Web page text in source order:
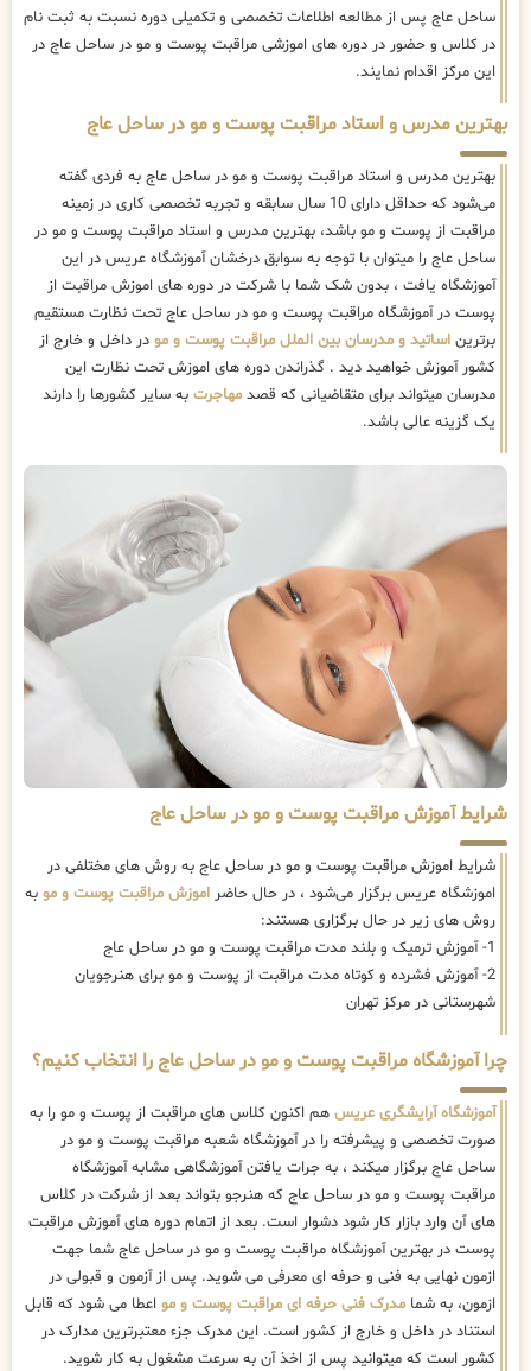
ساحل عاج پس از مطالعه اطلاعات تخصصی و تکمیلی دوره نسبت به ثبت نام
در کلاس و حضور در دوره های اموزشی مراقبت پوست و مو در ساحل عاج در
این مرکز اقدام نمایند.
بهترین مدرس و استاد مراقبت پوست و مو در ساحل عاج
بهترین مدرس و استاد مراقبت پوست و مو در ساحل عاج به فردی گفته
می‌شود که حداقل دارای 10 سال سابقه و تجربه تخصصی کاری در زمینه
مراقبت از پوست و مو باشد، بهترین مدرس و استاد مراقبت پوست و مو در
ساحل عاج را میتوان با توجه به سوابق درخشان آموزشگاه عریس در این
آموزشگاه یافت ، بدون شک شما با شرکت در دوره های اموزش مراقبت از
پوست در آموزشگاه مراقبت پوست و مو در ساحل عاج تحت نظارت مستقیم
برترین اساتید و مدرسان بین الملل مراقبت پوست و مو در داخل و خارج از
کشور آموزش خواهید دید . گذراندن دوره های اموزش تحت نظارت این
مدرسان میتواند برای متقاضیانی که قصد مهاجرت به سایر کشورها را دارند
یک گزینه عالی باشد.
شرایط آموزش مراقبت پوست و مو در ساحل عاج
شرایط اموزش مراقبت پوست و مو در ساحل عاج به روش های مختلفی در
اموزشگاه عریس برگزار می‌شود ، در حال حاضر اموزش مراقبت پوست و مو به
روش های زیر در حال برگزاری هستند:
1- آموزش ترمیک و بلند مدت مراقبت پوست و مو در ساحل عاج
2- آموزش فشرده و کوتاه مدت مراقبت از پوست و مو برای هنرجویان
شهرستانی در مرکز تهران
چرا آموزشگاه مراقبت پوست و مو در ساحل عاج را انتخاب کنیم؟
آموزشگاه آرایشگری عریس هم اکنون کلاس های مراقبت از پوست و مو را به
صورت تخصصی و پیشرفته را در آموزشگاه شعبه مراقبت پوست و مو در
ساحل عاج برگزار میکند ، به جرات یافتن آموزشگاهی مشابه آموزشگاه
مراقبت پوست و مو در ساحل عاج که هنرجو بتواند بعد از شرکت در کلاس
های آن وارد بازار کار شود دشوار است. بعد از اتمام دوره های آموزش مراقبت
پوست در بهترین آموزشگاه مراقبت پوست و مو در ساحل عاج شما جهت
ازمون نهایی به فنی و حرفه ای معرفی می شوید. پس از آزمون و قبولی در
ازمون، به شما مدرک فنی حرفه ای مراقبت پوست و مو اعطا می شود که قابل
استناد در داخل و خارج از کشور است. این مدرک جزء معتبرترین مدارک در
کشور است که میتوانید پس از اخذ آن به سرعت مشغول به کار شوید.